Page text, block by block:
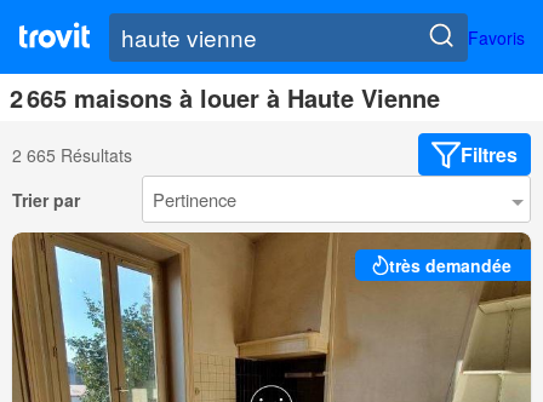
Favoris
2 665 maisons à louer à Haute Vienne
2 665 Résultats Filtres
Trier par
très demandée